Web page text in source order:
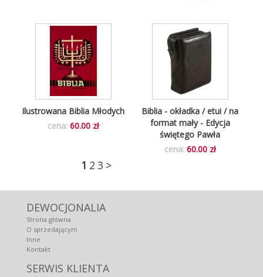
Biblia - okładka / etui / na
format mały - Edycja
świętego Pawła
cena: 60.00 zł
Ilustrowana Biblia Młodych
cena: 60.00 zł
1 2 3 >
DEWOCJONALIA
Strona główna
O sprzedającym
Inne
Kontakt
SERWIS KLIENTA